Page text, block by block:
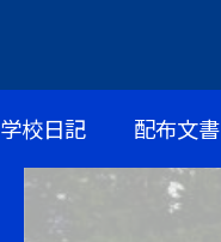
学校日記 配布文書